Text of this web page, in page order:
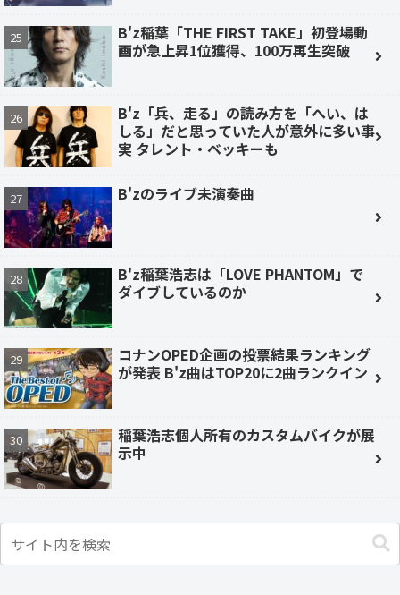
B'z稲葉「THE FIRST TAKE」初登場動
画が急上昇1位獲得、100万再生突破
B'z「兵、走る」の読み方を「へい、は
しる」だと思っていた人が意外に多い事
実 タレント・ベッキーも
B'zのライブ未演奏曲
B'z稲葉浩志は「LOVE PHANTOM」で
ダイブしているのか
コナンOPED企画の投票結果ランキング
が発表 B'z曲はTOP20に2曲ランクイン
稲葉浩志個人所有のカスタムバイクが展
示中